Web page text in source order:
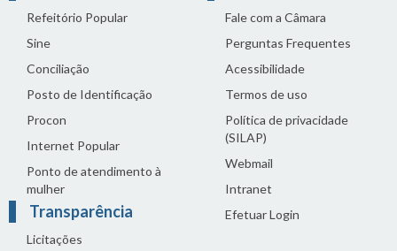
Refeitório Popular
Sine
Conciliação
Posto de Identificação
Procon
Internet Popular
Ponto de atendimento à
mulher
Transparência
Licitações
Fale com a Câmara
Perguntas Frequentes
Acessibilidade
Termos de uso
Política de privacidade
(SILAP)
Webmail
Intranet
Efetuar Login